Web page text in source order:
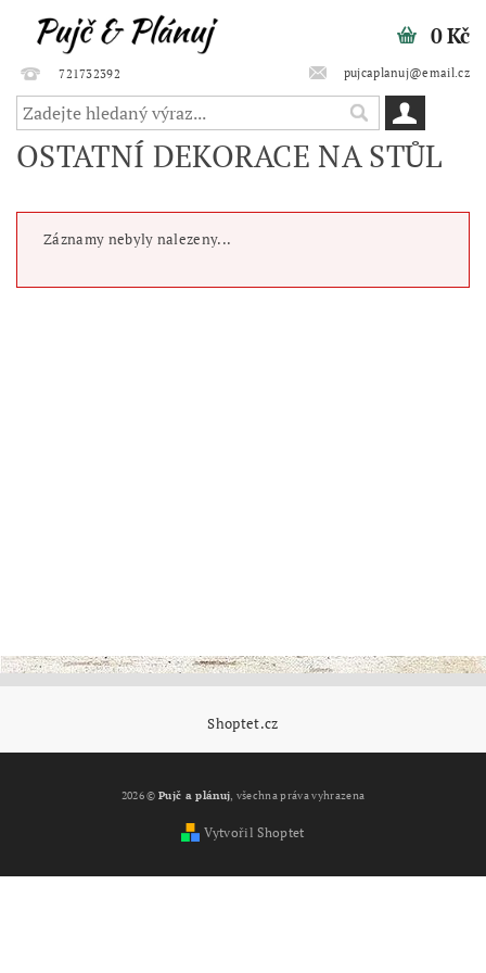
721732392 pujcaplanuj@email.cz
0 Kč
OSTATNÍ DEKORACE NA STŮL
Záznamy nebyly nalezeny...
Shoptet.cz
2026 ©Pujč a plánuj, všechna práva vyhrazena
Vytvořil Shoptet